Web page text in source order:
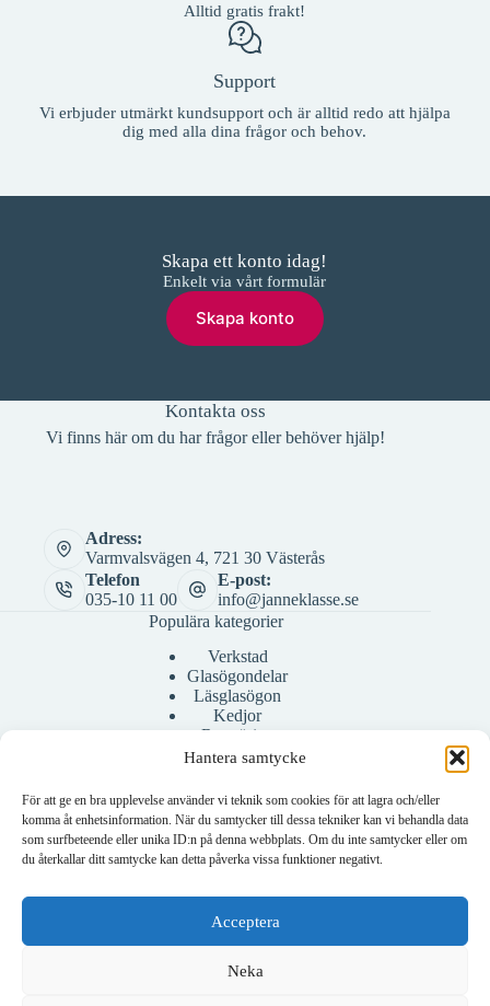
Hantera samtycke
För att ge en bra upplevelse använder vi teknik som cookies för att lagra och/eller
komma åt enhetsinformation. När du samtycker till dessa tekniker kan vi behandla data
som surfbeteende eller unika ID:n på denna webbplats. Om du inte samtycker eller om
du återkallar ditt samtycke kan detta påverka vissa funktioner negativt.
Acceptera
Neka
Alltid gratis frakt!
Support
Vi erbjuder utmärkt kundsupport och är alltid redo att hjälpa
dig med alla dina frågor och behov.
Skapa ett konto idag!
Enkelt via vårt formulär
Skapa konto
Kontakta oss
Vi finns här om du har frågor eller behöver hjälp!
Adress:
Varmvalsvägen 4, 721 30 Västerås
Telefon
035-10 11 00
E-post:
info@janneklasse.se
Populära kategorier
Verkstad
Glasögondelar
Läsglasögon
Kedjor
Rengöring
Bågar
Konto